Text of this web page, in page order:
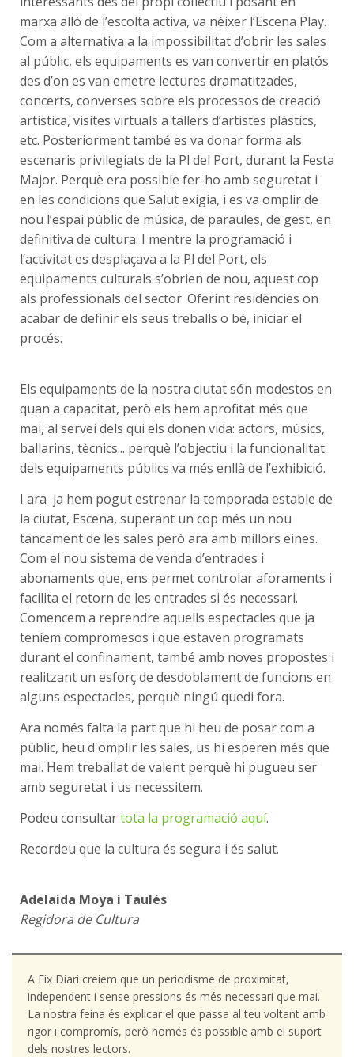
marxa allò de l’escolta activa, va néixer l’Escena Play.
Com a alternativa a la impossibilitat d’obrir les sales
al públic, els equipaments es van convertir en platós
des d’on es van emetre lectures dramatitzades,
concerts, converses sobre els processos de creació
artística, visites virtuals a tallers d’artistes plàstics,
etc. Posteriorment també es va donar forma als
escenaris privilegiats de la Pl del Port, durant la Festa
Major. Perquè era possible fer-ho amb seguretat i
en les condicions que Salut exigia, i es va omplir de
nou l’espai públic de música, de paraules, de gest, en
definitiva de cultura. I mentre la programació i
l’activitat es desplaçava a la Pl del Port, els
equipaments culturals s’obrien de nou, aquest cop
als professionals del sector. Oferint residències on
acabar de definir els seus treballs o bé, iniciar el
procés.
Els equipaments de la nostra ciutat són modestos en
quan a capacitat, però els hem aprofitat més que
mai, al servei dels qui els donen vida: actors, músics,
ballarins, tècnics... perquè l’objectiu i la funcionalitat
dels equipaments públics va més enllà de l’exhibició.
I ara ja hem pogut estrenar la temporada estable de
la ciutat, Escena, superant un cop més un nou
tancament de les sales però ara amb millors eines.
Com el nou sistema de venda d’entrades i
abonaments que, ens permet controlar aforaments i
facilita el retorn de les entrades si és necessari.
Comencem a reprendre aquells espectacles que ja
teníem compromesos i que estaven programats
durant el confinament, també amb noves propostes i
realitzant un esforç de desdoblament de funcions en
alguns espectacles, perquè ningú quedi fora.
Ara només falta la part que hi heu de posar com a
públic, heu d'omplir les sales, us hi esperen més que
mai. Hem treballat de valent perquè hi pugueu ser
amb seguretat i us necessitem.
Podeu consultartota la programació aquí.
Recordeu que la cultura és segura i és salut.
Adelaida Moya i Taulés
Regidora de Cultura
A Eix Diari creiem que un periodisme de proximitat,
independent i sense pressions és més necessari que mai.
La nostra feina és explicar el que passa al teu voltant amb
rigor i compromís, però només és possible amb el suport
dels nostres lectors.